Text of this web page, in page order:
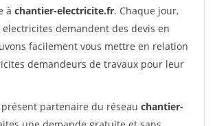
à chantier-electricite.fr. Chaque jour,
demandent des devis en
facilement vous mettre en relation
demandeurs de travaux pour leur
présent partenaire du réseau chantier-